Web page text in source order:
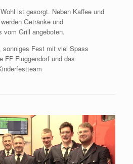
ist gesorgt. Neben Kaffee und
Getränke und
vom Grill angeboten.
sonniges Fest mit viel Spass
FF Flüggendorf und das